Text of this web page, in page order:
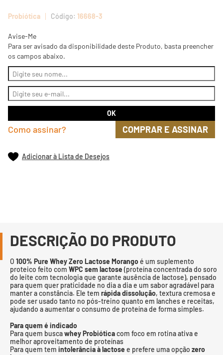
Probiótica 16668-3
Avise-Me
Para ser avisado da disponibilidade deste Produto, basta preencher
os campos abaixo.
Como assinar? COMPRAR E ASSINAR
Adicionar à Lista de Desejos
DESCRIÇÃO DO PRODUTO
O 100% Pure Whey Zero Lactose Morangoé um suplemento
proteico feito com WPC sem lactose (proteína concentrada do soro
do leite com tecnologia que garante ausência de lactose), pensado
para quem quer praticidade no dia a dia e um sabor agradável para
manter a constância. Ele tem rápida dissolução, textura cremosa e
pode ser usado tanto no pós-treino quanto em lanches e receitas,
ajudando a aumentar o consumo de proteína de forma simples.
Para quem é indicado
Para quem buscawhey Probióticacom foco em rotina ativa e
melhor aproveitamento de proteínas
Para quem tem intolerância à lactose e prefere uma opção zero